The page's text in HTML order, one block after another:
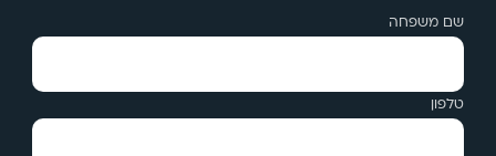
שם משפחה
טלפון